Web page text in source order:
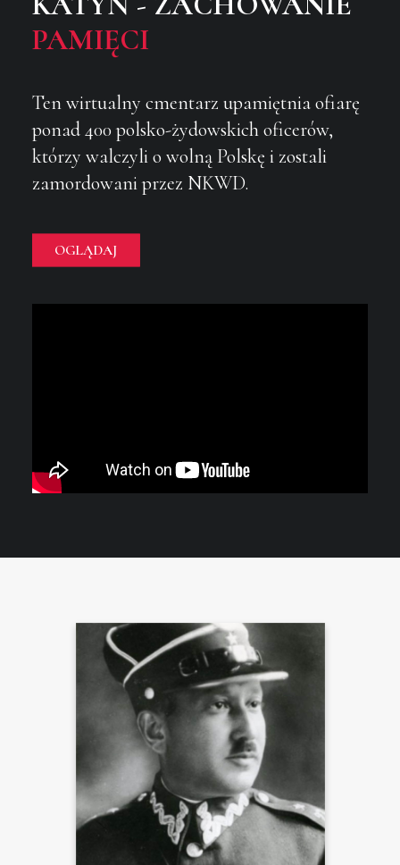
PAMIĘCI
Ten wirtualny cmentarz upamiętnia ofiarę
ponad 400 polsko-żydowskich oficerów,
którzy walczyli o wolną Polskę i zostali
zamordowani przez NKWD.
OGLĄDAJ